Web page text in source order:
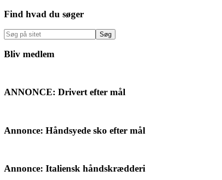
Primær
Sidebar
Find hvad du søger
Søg
på
sitet
Bliv medlem
ANNONCE: Drivert efter mål
Annonce: Håndsyede sko efter mål
Annonce: Italiensk håndskrædderi